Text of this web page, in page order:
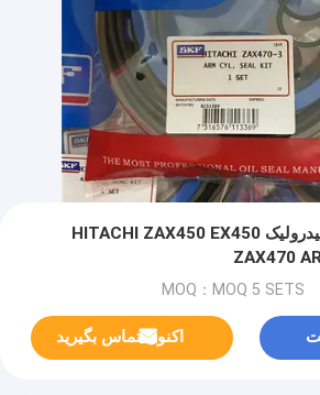
کیت آب بند سیلندر هیدرولیک HITACHI ZAX450 EX450
ZAX470
MOQ：MOQ 5 SETS
اکنون تماس بگیرید